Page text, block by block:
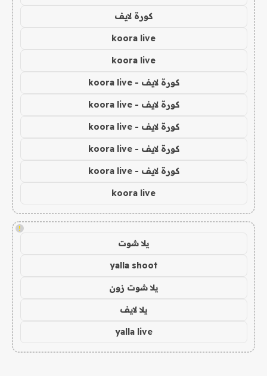
كورة لايف
koora live
koora live
كورة لايف - koora live
كورة لايف - koora live
كورة لايف - koora live
كورة لايف - koora live
كورة لايف - koora live
koora live
!
يلا شوت
yalla shoot
يلا شوت زون
يلا لايف
yalla live